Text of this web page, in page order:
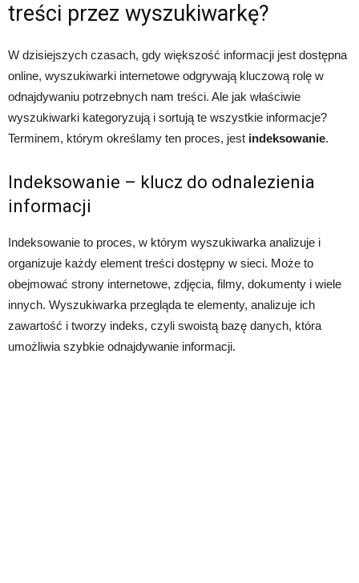
treści przez wyszukiwarkę?
W dzisiejszych czasach, gdy większość informacji jest dostępna
online, wyszukiwarki internetowe odgrywają kluczową rolę w
odnajdywaniu potrzebnych nam treści. Ale jak właściwie
wyszukiwarki kategoryzują i sortują te wszystkie informacje?
Terminem, którym określamy ten proces, jest indeksowanie.
Indeksowanie – klucz do odnalezienia
informacji
Indeksowanie to proces, w którym wyszukiwarka analizuje i
organizuje każdy element treści dostępny w sieci. Może to
obejmować strony internetowe, zdjęcia, filmy, dokumenty i wiele
innych. Wyszukiwarka przegląda te elementy, analizuje ich
zawartość i tworzy indeks, czyli swoistą bazę danych, która
umożliwia szybkie odnajdywanie informacji.